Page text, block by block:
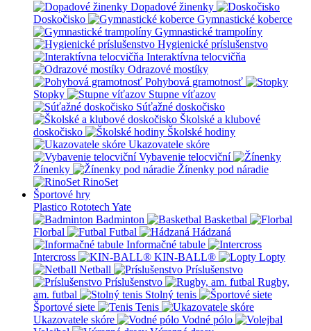
Dopadové žinenky
Doskočisko
Gymnastické koberce
Gymnastické trampolíny
Hygienické príslušenstvo
Interaktívna telocvičňa
Odrazové mostíky
Pohybová gramotnosť
Stopky
Stupne víťazov
Súťažné doskočisko
Školské a klubové
doskočisko
Školské hodiny
Ukazovatele skóre
Vybavenie telocviční
Žínenky
Žínenky pod náradie
RinoSet
Športové hry
Plastico Rototech Yate
Badminton
Basketbal
Florbal
Futbal
Hádzaná
Informačné tabule
Intercross
KIN-BALL®
Lopty
Netball
Príslušenstvo
Príslušenstvo
Rugby,
am. futbal
Stolný tenis
Športové siete
Tenis
Ukazovatele skóre
Vodné pólo